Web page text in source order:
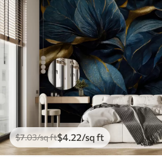
$7.03/sq ft$4 .22/sq ft